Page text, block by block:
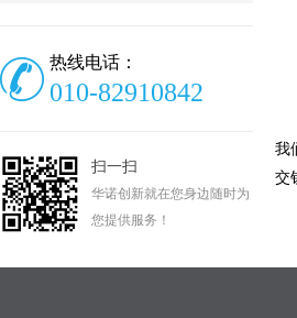
热线电话：
010-82910842
扫一扫
华诺创新就在您身边随时为
您提供服务！
我
交